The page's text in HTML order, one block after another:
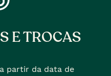
E TROCAS
partir da data de